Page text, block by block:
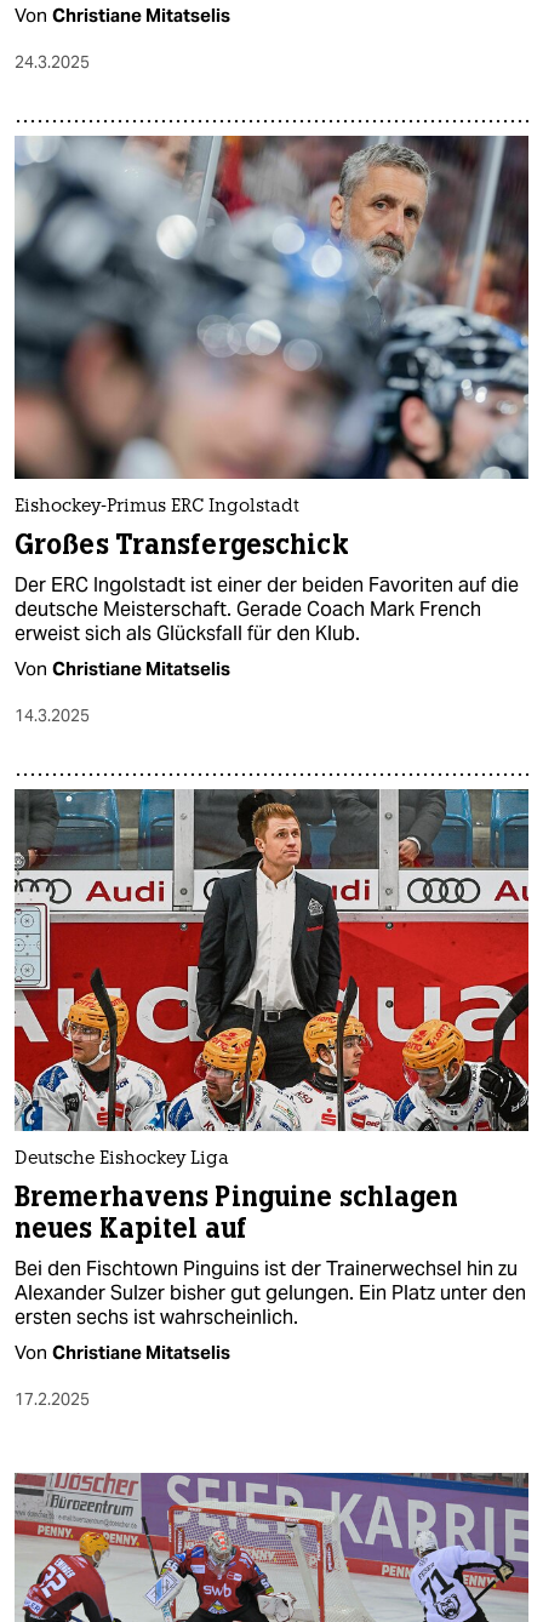
Von Christiane Mitatselis
24.3.2025
Eishockey-Primus ERC Ingolstadt
Großes Transfergeschick
Der ERC Ingolstadt ist einer der beiden Favoriten auf die
deutsche Meisterschaft. Gerade Coach Mark French
erweist sich als Glücksfall für den Klub.
Von Christiane Mitatselis
14.3.2025
Deutsche Eishockey Liga
Bremerhavens Pinguine schlagen
neues Kapitel auf
Bei den Fischtown Pinguins ist der Trainerwechsel hin zu
Alexander Sulzer bisher gut gelungen. Ein Platz unter den
ersten sechs ist wahrscheinlich.
Von Christiane Mitatselis
17.2.2025